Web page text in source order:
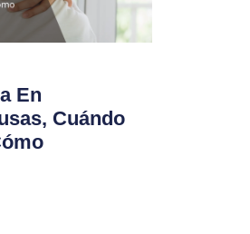
En
Cuándo